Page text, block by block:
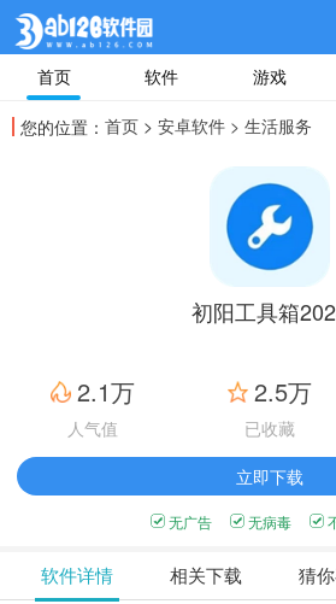
首页 软件 游戏
您的位置： 首页 > 安卓软件 > 生活服务
初阳工具箱
2.1万
人气值
2.5万
已收藏
立即下载
无广告 无病毒
软件详情 相关下载 猜